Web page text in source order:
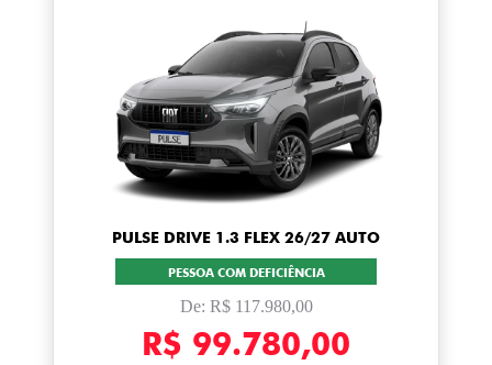
PULSE DRIVE 1.3 FLEX 26/27 AUTO
PESSOA COM DEFICIÊNCIA
De: R$ 117.980,00
R$ 99.780,00